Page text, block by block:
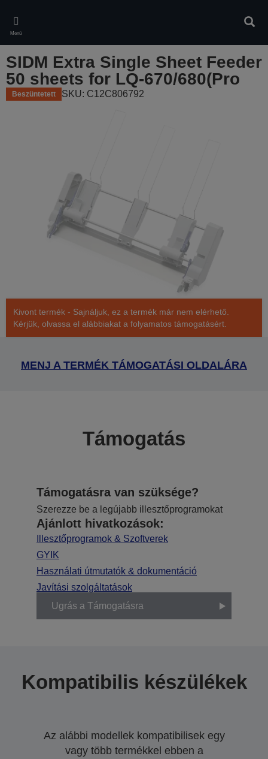
main
content
Menü
SIDM Extra Single Sheet Feeder
50 sheets for LQ-670/680(Pro
Beszüntetett SKU: C12C806792
Kivont termék - Sajnáljuk, ez a termék már nem elérhető.
Kérjük, olvassa el alábbiakat a folyamatos támogatásért.
MENJ A TERMÉK TÁMOGATÁSI OLDALÁRA
Támogatás
Támogatásra van szüksége?
Szerezze be a legújabb illesztőprogramokat
Ajánlott hivatkozások:
Illesztőprogramok & Szoftverek
GYIK
Használati útmutatók & dokumentáció
Javítási szolgáltatások
Ugrás a Támogatásra
Kompatibilis készülékek
Az alábbi modellek kompatibilisek egy
vagy több termékkel ebben a